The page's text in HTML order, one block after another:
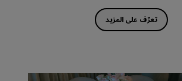
‏‫تعرّف على المزيد‬